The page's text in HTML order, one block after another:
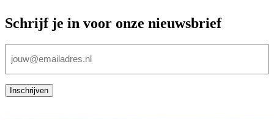
Schrijf je in voor onze nieuwsbrief
mailadres
Inschrijven